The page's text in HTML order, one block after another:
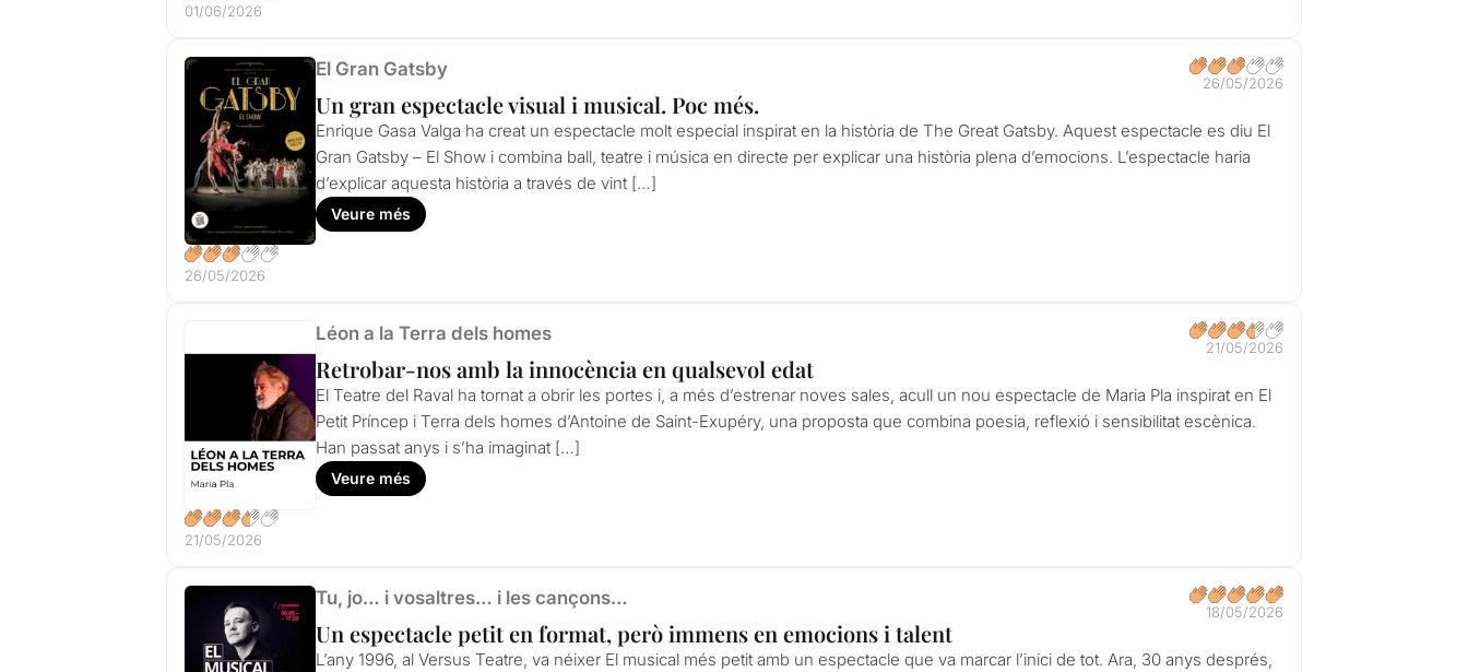
01/06/2026
26/05/2026
El Gran Gatsby
26/05/2026
Un gran espectacle visual i musical. Poc més.
Enrique Gasa Valga ha creat un espectacle molt especial inspirat en la història de The Great Gatsby. Aquest espectacle es diu El
Gran Gatsby – El Show i combina ball, teatre i música en directe per explicar una història plena d’emocions. L’espectacle haria
d’explicar aquesta història a través de vint […]
Veure més
21/05/2026
Léon a la Terra dels homes
21/05/2026
Retrobar-nos amb la innocència en qualsevol edat
El Teatre del Raval ha tornat a obrir les portes i, a més d’estrenar noves sales, acull un nou espectacle de Maria Pla inspirat en El
Petit Príncep i Terra dels homes d’Antoine de Saint-Exupéry, una proposta que combina poesia, reflexió i sensibilitat escènica.
Han passat anys i s’ha imaginat […]
Veure més
Tu, jo… i vosaltres… i les cançons…
18/05/2026
Un espectacle petit en format, però immens en emocions i talent
L’any 1996, al Versus Teatre, va néixer El musical més petit amb un espectacle que va marcar l’inici de tot. Ara, 30 anys després,